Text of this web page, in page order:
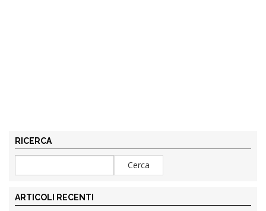
RICERCA
ARTICOLI RECENTI